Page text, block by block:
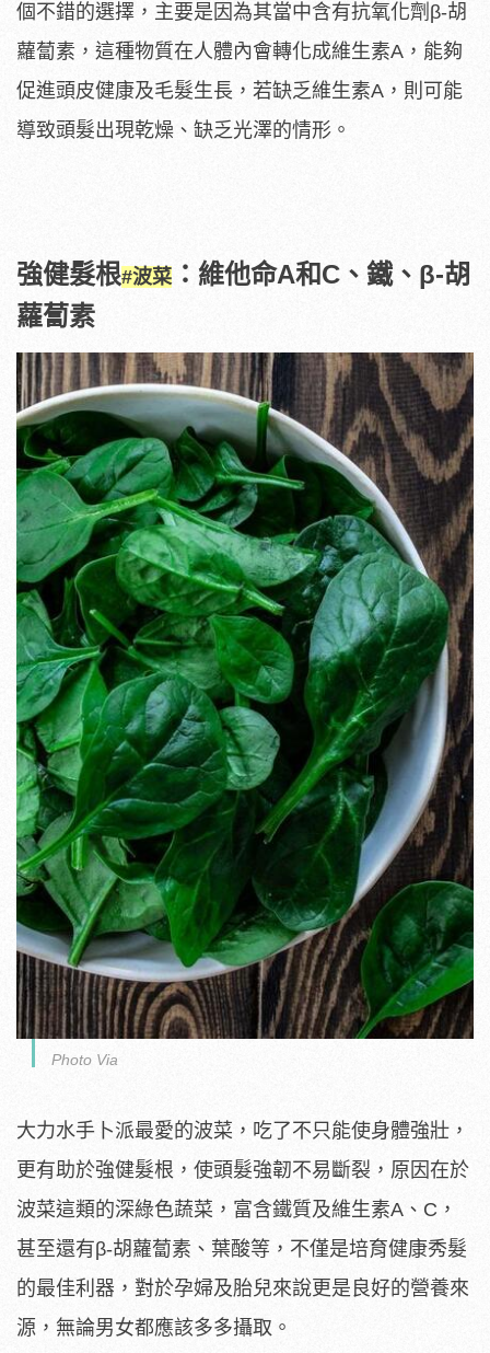
個不錯的選擇，主要是因為其當中含有抗氧化劑β-胡
蘿蔔素，這種物質在人體內會轉化成維生素A，能夠
促進頭皮健康及毛髮生長，若缺乏維生素A，則可能
導致頭髮出現乾燥、缺乏光澤的情形。
強健髮根#波菜 ：維他命A和C、鐵、β-胡
蘿蔔素
Photo Via
大力水手卜派最愛的波菜，吃了不只能使身體強壯，
更有助於強健髮根，使頭髮強韌不易斷裂，原因在於
波菜這類的深綠色蔬菜，富含鐵質及維生素A、C，
甚至還有β-胡蘿蔔素、葉酸等，不僅是培育健康秀髮
的最佳利器，對於孕婦及胎兒來說更是良好的營養來
源，無論男女都應該多多攝取。